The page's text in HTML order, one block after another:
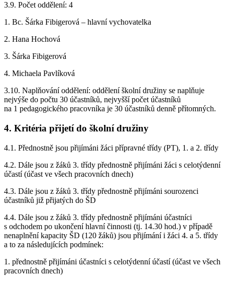
3.9. Počet oddělení: 4
1. Bc. Šárka Fibigerová – hlavní vychovatelka
2. Hana Hochová
3. Šárka Fibigerová
4. Michaela Pavlíková
3.10. Naplňování oddělení: oddělení školní družiny se naplňuje
nejvýše do počtu 30 účastníků, nejvyšší počet účastníků
na 1 pedagogického pracovníka je 30 účastníků denně přítomných.
4. Kritéria přijetí do školní družiny
4.1. Přednostně jsou přijímáni žáci přípravné třídy (PT), 1. a 2. třídy
4.2. Dále jsou z žáků 3. třídy přednostně přijímáni žáci s celotýdenní
účastí (účast ve všech pracovních dnech)
4.3. Dále jsou z žáků 3. třídy přednostně přijímáni sourozenci
účastníků již přijatých do ŠD
4.4. Dále jsou z žáků 3. třídy přednostně přijímáni účastníci
s odchodem po ukončení hlavní činnosti (tj. 14.30 hod.) v případě
nenaplnění kapacity ŠD (120 žáků) jsou přijímání i žáci 4. a 5. třídy
a to za následujících podmínek:
1. přednostně přijímáni účastníci s celotýdenní účastí (účast ve všech
pracovních dnech)